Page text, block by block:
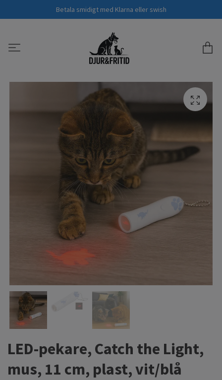
Betala smidigt med Klarna eller swish
LED-pekare, Catch the Light,
mus, 11 cm, plast, vit/blå